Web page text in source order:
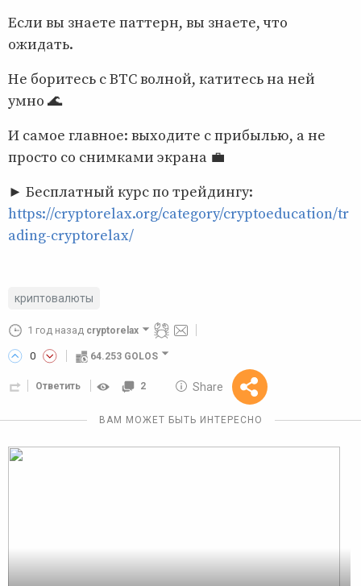
Если вы знаете паттерн, вы знаете, что
ожидать.
Не боритесь с BTC волной, катитесь на ней
умно 🌊
И самое главное: выходите с прибылью, а не
просто со снимками экрана 💼
► Бесплатный курс по трейдингу:
https://cryptorelax.org/category/cryptoeducation/tr
ading-cryptorelax/
криптовалюты
1 год назад cryptorelax
0 64.253 GOLOS
Ответить 2 Share
Reward
10 GOLOS
ВАМ МОЖЕТ БЫТЬ ИНТЕРЕСНО